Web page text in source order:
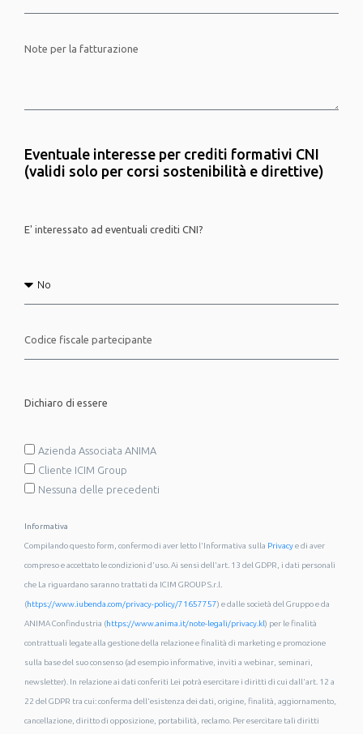
Eventuale interesse per crediti formativi CNI
(validi solo per corsi sostenibilità e direttive)
E' interessato ad eventuali crediti CNI?
Dichiaro di essere
Azienda Associata ANIMA
Cliente ICIM Group
Nessuna delle precedenti
Informativa
Compilando questo form, confermo di aver letto l'Informativa sulla Privacye di aver
compreso e accettato le condizioni d'uso. Ai sensi dell'art. 13 del GDPR, i dati personali
che La riguardano saranno trattati da ICIM GROUP S.r.l.
(https://www.iubenda.com/privacy-policy/71657757) e dalle società del Gruppo e da
ANIMA Confindustria (https://www.anima.it/note-legali/privacy.kl) per le finalità
contrattuali legate alla gestione della relazione e finalità di marketing e promozione
sulla base del suo consenso (ad esempio informative, inviti a webinar, seminari,
newsletter). In relazione ai dati conferiti Lei potrà esercitare i diritti di cui dall'art. 12 a
22 del GDPR tra cui: conferma dell'esistenza dei dati, origine, finalità, aggiornamento,
cancellazione, diritto di opposizione, portabilità, reclamo. Per esercitare tali diritti